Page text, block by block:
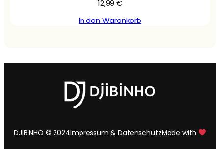
12,99 €
In den Warenkorb
DJIBINHO © 2024Impressum & DatenschutzMade with